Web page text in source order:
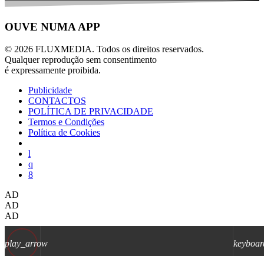
play_arrow
OUVE NUMA APP
© 2026 FLUXMEDIA. Todos os direitos reservados.
Qualquer reprodução sem consentimento
é expressamente proibida.
Publicidade
CONTACTOS
POLÍTICA DE PRIVACIDADE
Termos e Condições
Política de Cookies
AD
AD
AD